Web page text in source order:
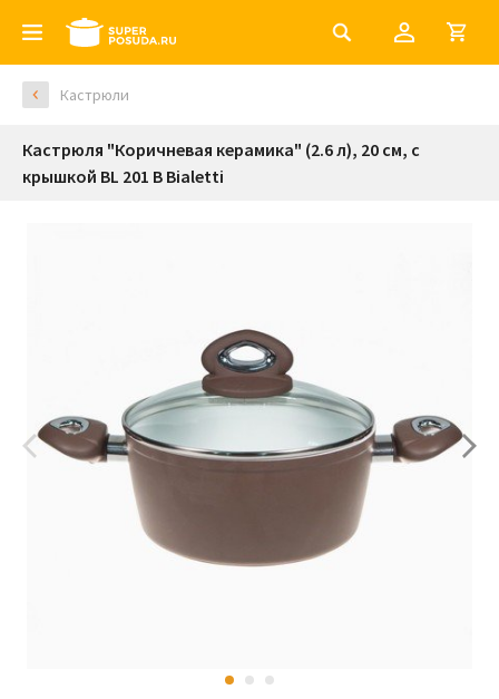
Кастрюли
Кастрюля "Коричневая керамика" (2.6 л), 20 см, с
крышкой BL 201 B Bialetti